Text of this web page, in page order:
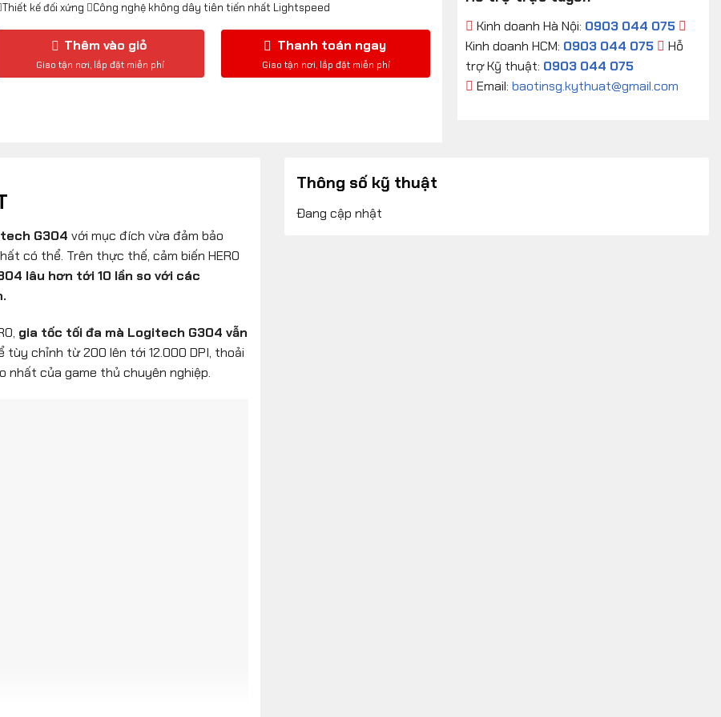
Thiết kế đối xứng Công nghệ không dây tiên tiến nhất Lightspeed
Thêm vào giỏ Thanh toán ngay
Kinh doanh Hà Nội: 0903 044 075
Kinh doanh HCM: 0903 044 075
Hỗ
trợ Kỹ thuật: 0903 044 075
Email:baotinsg.kythuat@gmail.com
G304 với mục đích vừa đảm bảo
có thể. Trên thực thế, cảm biến HERO
lâu hơn tới 10 lần so với các
gia tốc tối đa mà Logitech G304 vẫn
tùy chỉnh từ 200 lên tới 12.000 DPI, thoải
nhất của game thủ chuyên nghiệp.
Thông số kỹ thuật
Đang cập nhật